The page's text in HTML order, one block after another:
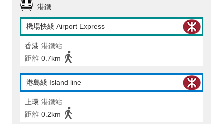
港鐵
機場快綫 Airport Express
香港 港鐵站
距離 0.7km
港島綫 Island line
上環 港鐵站
距離 0.2km